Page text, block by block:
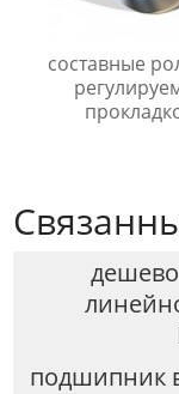
составные
подшипник